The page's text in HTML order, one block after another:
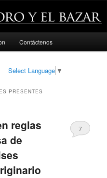
Contáctenos
Select Language ▼
PRESENTES
reglas
de
7